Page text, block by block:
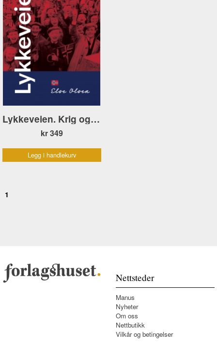
Lykkeveien. Krig og fred – barns opplevelser mai 1945
kr 349
Legg i handlekurv
1
Nettsteder
Manus
Nyheter
Om oss
Nettbutikk
Vilkår og betingelser